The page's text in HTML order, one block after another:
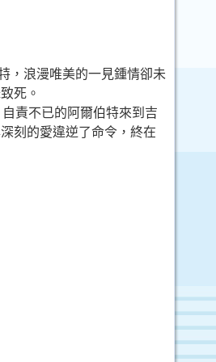
，浪漫唯美的一見鍾情卻未
死。
責不已的阿爾伯特來到吉
刻的愛違逆了命令，終在